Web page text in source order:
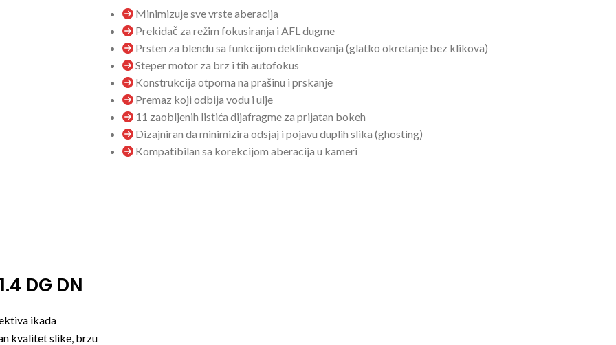
Minimizuje sve vrste aberacija
Prekidač za režim fokusiranja i AFL dugme
Prsten za blendu sa funkcijom deklinkovanja (glatko okretanje bez klikova)
Steper motor za brz i tih autofokus
Konstrukcija otporna na prašinu i prskanje
Premaz koji odbija vodu i ulje
11 zaobljenih listića dijafragme za prijatan bokeh
Dizajniran da minimizira odsjaj i pojavu duplih slika (ghosting)
Kompatibilan sa korekcijom aberacija u kameri
DG DN
ikada
kvalitet slike, brzu